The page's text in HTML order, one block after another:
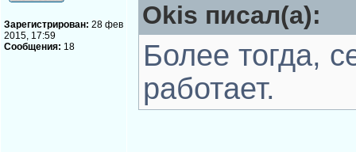
Зарегистрирован: 28 фев
2015, 17:59
Сообщения: 18
Okis писал(а):
Более тогда,
работает.